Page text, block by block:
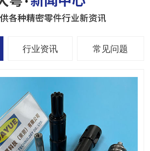
行业资讯 常见问题